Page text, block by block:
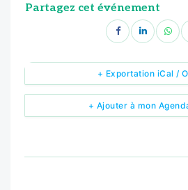
Partagez cet événement
+ Ajouter à mon
+ Exportation iCal /